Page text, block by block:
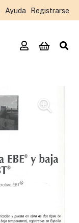
Ayuda Registrarse